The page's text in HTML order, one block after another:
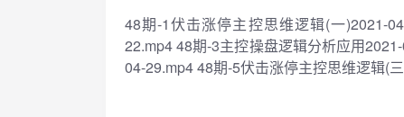
48期-1伏击涨停主控思维逻辑(一)2021-
22.mp4 48期-3主控操盘逻辑分析应用
04-29.mp4 48期-5伏击涨停主控思维逻辑(